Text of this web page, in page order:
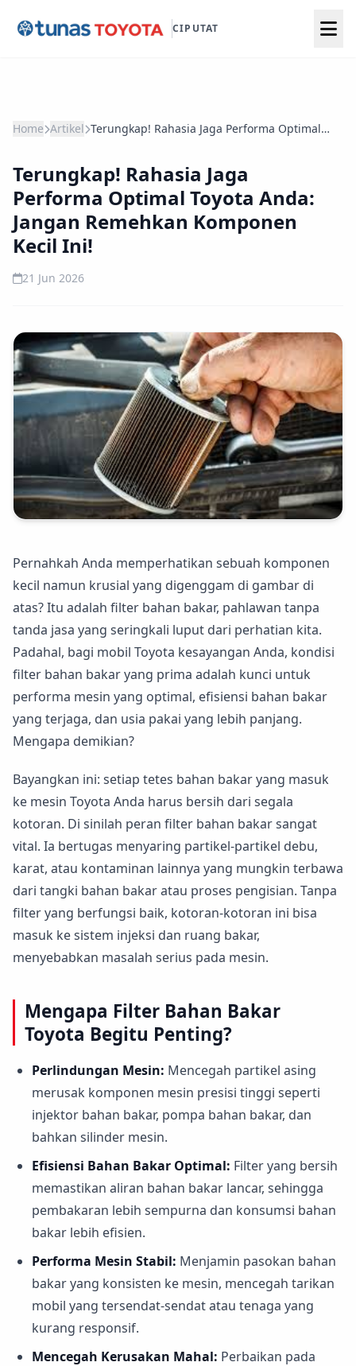
CIPUTAT
Home Artikel Terungkap! Rahasia Jaga Performa Optimal
Terungkap! Rahasia Jaga
Performa Optimal Toyota Anda:
Jangan Remehkan Komponen
Kecil Ini!
21 Jun 2026
Pernahkah Anda memperhatikan sebuah komponen
kecil namun krusial yang digenggam di gambar di
atas? Itu adalah filter bahan bakar, pahlawan tanpa
tanda jasa yang seringkali luput dari perhatian kita.
Padahal, bagi mobil Toyota kesayangan Anda, kondisi
filter bahan bakar yang prima adalah kunci untuk
performa mesin yang optimal, efisiensi bahan bakar
yang terjaga, dan usia pakai yang lebih panjang.
Mengapa demikian?
Bayangkan ini: setiap tetes bahan bakar yang masuk
ke mesin Toyota Anda harus bersih dari segala
kotoran. Di sinilah peran filter bahan bakar sangat
vital. Ia bertugas menyaring partikel-partikel debu,
karat, atau kontaminan lainnya yang mungkin terbawa
dari tangki bahan bakar atau proses pengisian. Tanpa
filter yang berfungsi baik, kotoran-kotoran ini bisa
masuk ke sistem injeksi dan ruang bakar,
menyebabkan masalah serius pada mesin.
Mengapa Filter Bahan Bakar
Toyota Begitu Penting?
Perlindungan Mesin: Mencegah partikel asing
merusak komponen mesin presisi tinggi seperti
injektor bahan bakar, pompa bahan bakar, dan
bahkan silinder mesin.
Efisiensi Bahan Bakar Optimal: Filter yang bersih
memastikan aliran bahan bakar lancar, sehingga
pembakaran lebih sempurna dan konsumsi bahan
bakar lebih efisien.
Performa Mesin Stabil: Menjamin pasokan bahan
bakar yang konsisten ke mesin, mencegah tarikan
mobil yang tersendat-sendat atau tenaga yang
kurang responsif.
Mencegah Kerusakan Mahal: Perbaikan pada